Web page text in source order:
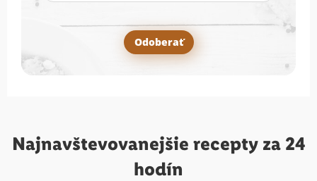
Odoberať
Najnavštevovanejšie recepty za 24
hodín